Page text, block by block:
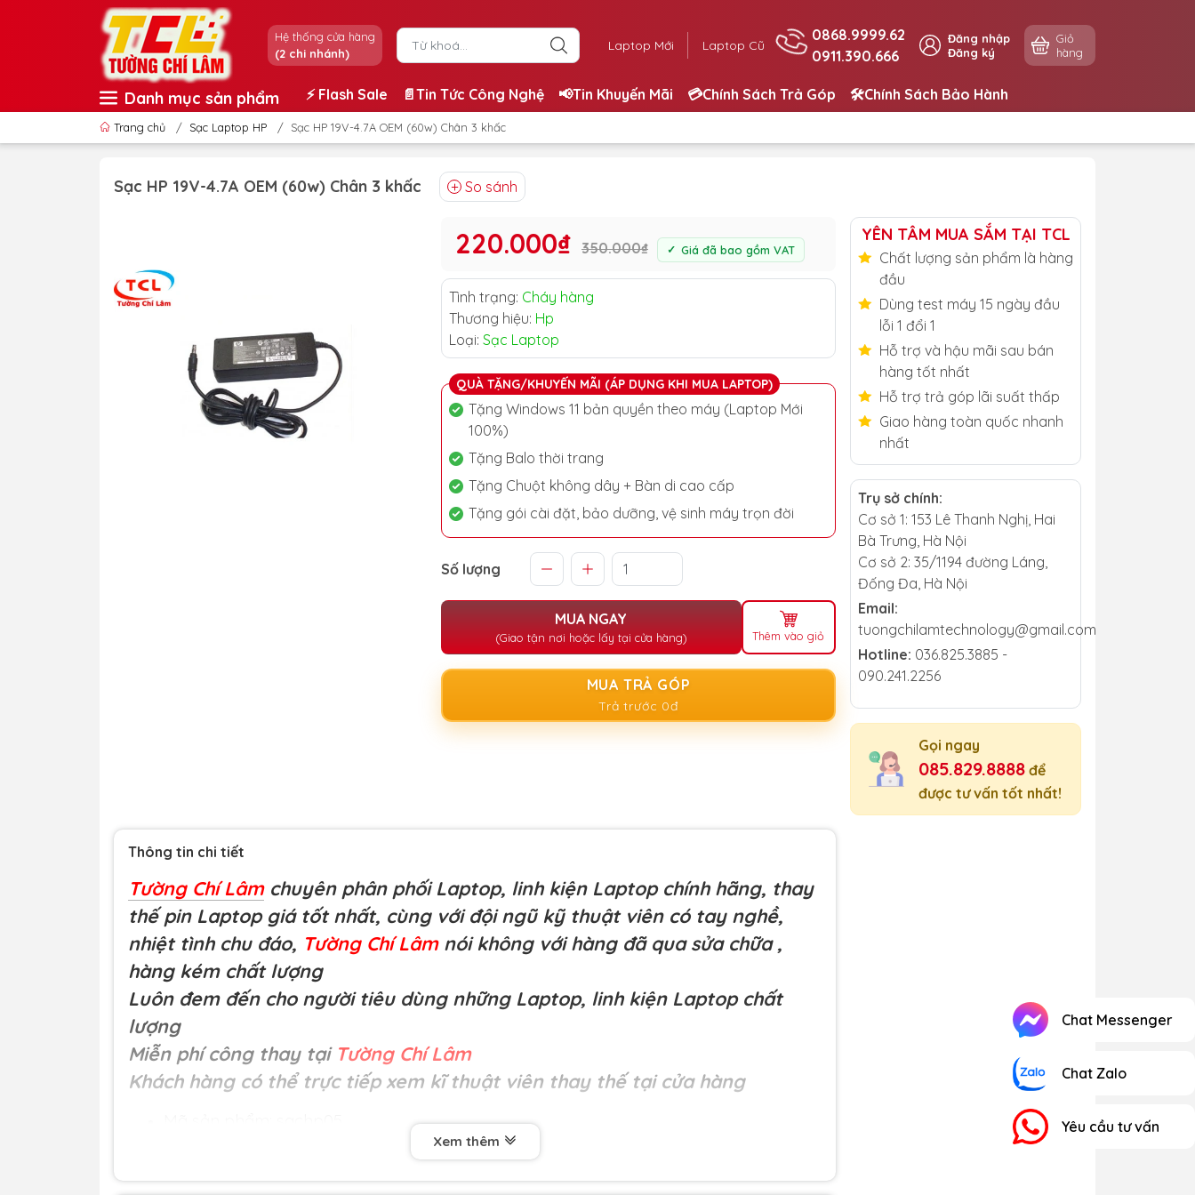
Hệ thống cửa hàng
(2 chi nhánh)
Laptop Mới Laptop Cũ
0868.9999.62
0911.390.666
Đăng nhập
Đăng ký
Giỏ
hàng
Danh mục sản phẩm ⚡️ Flash Sale 📄Tin Tức Công Nghệ 📢Tin Khuyến Mãi 💳Chính Sách Trả Góp 🛠️Chính Sách Bảo Hành
Trang chủ / Sạc Laptop HP / Sạc HP 19V-4.7A OEM (60w) Chân 3 khấc
Sạc HP 19V-4.7A OEM (60w) Chân 3 khấc So sánh
220.000₫ 350.000₫ Giá đã bao gồm VAT
Tình trạng: Cháy hàng
Thương hiệu: Hp
Loại: Sạc Laptop
QUÀ TẶNG/KHUYẾN MÃI (ÁP DỤNG KHI MUA LAPTOP)
Tặng Windows 11 bản quyền theo máy (Laptop Mới
100%)
Tặng Balo thời trang
Tặng Chuột không dây + Bàn di cao cấp
Tặng gói cài đặt, bảo dưỡng, vệ sinh máy trọn đời
Số lượng
MUA NGAY
(Giao tận nơi hoặc lấy tại cửa hàng) Thêm vào giỏ
MUA TRẢ GÓP
Trả trước 0đ
YÊN TÂM MUA SẮM TẠI TCL
Chất lượng sản phẩm là hàng
đầu
Dùng test máy 15 ngày đầu
lỗi 1 đổi 1
Hỗ trợ và hậu mãi sau bán
hàng tốt nhất
Hỗ trợ trả góp lãi suất thấp
Giao hàng toàn quốc nhanh
nhất
Trụ sở chính:
Cơ sở 1: 153 Lê Thanh Nghị, Hai
Bà Trưng, Hà Nội
Cơ sở 2: 35/1194 đường Láng,
Đống Đa, Hà Nội
Email:
tuongchilamtechnology@gmail.com
Hotline: 036.825.3885 -
090.241.2256
Gọi ngay
085.829.8888 để
được tư vấn tốt nhất!
Thông tin chi tiết
Tường Chí Lâm chuyên phân phối Laptop, linh kiện Laptop chính hãng, thay
thế pin Laptop giá tốt nhất, cùng với đội ngũ kỹ thuật viên có tay nghề,
nhiệt tình chu đáo, Tường Chí Lâm nói không với hàng đã qua sửa chữa ,
hàng kém chất lượng
Luôn đem đến cho người tiêu dùng những Laptop, linh kiện Laptop chất
lượng
Miễn phí công thay tại Tường Chí Lâm
Khách hàng có thể trực tiếp xem kĩ thuật viên thay thế tại cửa hàng
Sạc HP 19V-4.7A OEM (60w) Chân 3 khấc
Xem thêm
Chat Messenger
Chat Zalo
Yêu cầu tư vấn